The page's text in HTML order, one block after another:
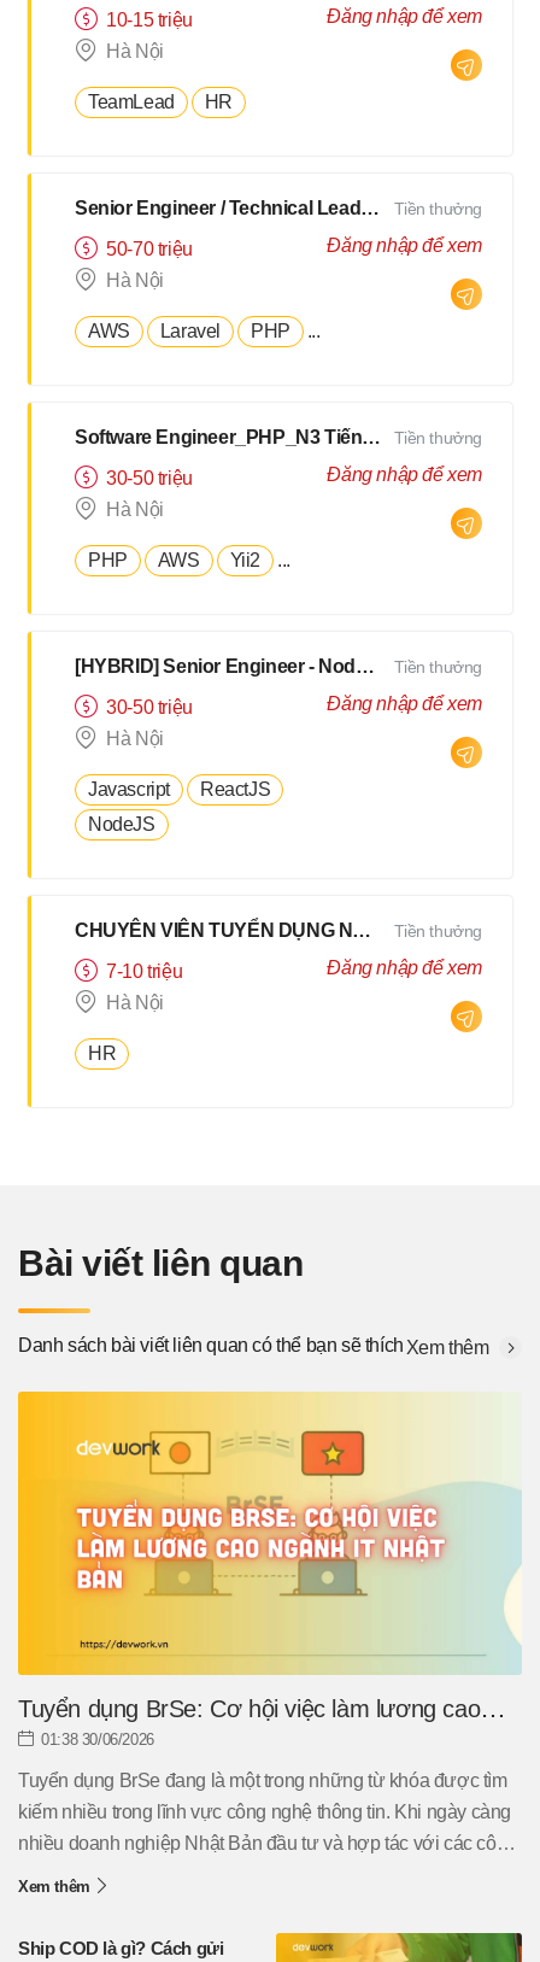
10-15 triệu
Hà Nội
TeamLead HR
Đăng nhập để xem
Senior Engineer / Technical Leader - N2 Tiếng Nhật - Lương upto $3000
50-70 triệu
Hà Nội
AWS Laravel PHP ...
Tiền thưởng
Đăng nhập để xem
Software Engineer_PHP_N3 Tiếng Nhật [Salary up to $2500]
30-50 triệu
Hà Nội
PHP AWS Yii2 ...
Tiền thưởng
Đăng nhập để xem
[HYBRID] Senior Engineer - NodeJS, TypeScript - N3 Tiếng Nhật [ Hà Nội/Đà Nẵng]
30-50 triệu
Hà Nội
Javascript
ReactJS
NodeJS
Tiền thưởng
Đăng nhập để xem
CHUYÊN VIÊN TUYỂN DỤNG NỘI BỘ HYBRID 2Buổi/Tuần
7-10 triệu
Hà Nội
HR
Tiền thưởng
Đăng nhập để xem
Bài viết liên quan
Danh sách bài viết liên quan có thể bạn sẽ thích Xem thêm
Tuyển dụng BrSe: Cơ hội việc làm lương cao
ngành IT Nhật Bản
01:38 30/06/2026
Tuyển dụng BrSe đang là một trong những từ khóa được tìm
kiếm nhiều trong lĩnh vực công nghệ thông tin. Khi ngày càng
nhiều doanh nghiệp Nhật Bản đầu tư và hợp tác với các công
ty phần mềm Việt Nam, nhu cầu tìm kiếm kỹ sư cầu nối ngày
trí BrSE còn mang đến cơ hội làm việc trong môi trường quốc
Xem thêm
Ship COD là gì? Cách gửi